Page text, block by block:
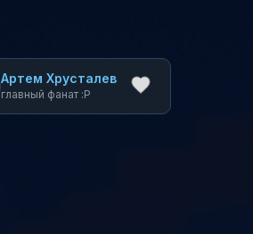
Артем Хрусталев
главный фанат :P